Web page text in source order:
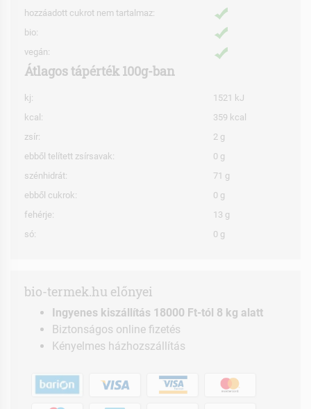
hozzáadott cukrot nem tartalmaz:
bio:
vegán:
Átlagos tápérték 100g-ban
kj:
1521 kJ
kcal:
359 kcal
zsír:
2 g
ebből telített zsírsavak:
0 g
szénhidrát:
71 g
ebből cukrok:
0 g
fehérje:
13 g
só:
0 g
bio-termek.hu előnyei
Ingyenes kiszállítás 18000 Ft-tól 8 kg alatt
Biztonságos online fizetés
Kényelmes házhozszállítás